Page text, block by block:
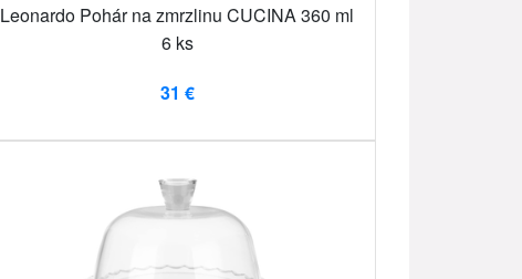
Leonardo Pohár na zmrzlinu CUCINA 360 ml
6 ks
31 €